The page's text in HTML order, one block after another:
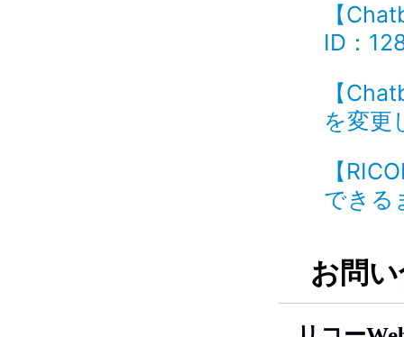
【
ID：
【
を変
【
できる
お問